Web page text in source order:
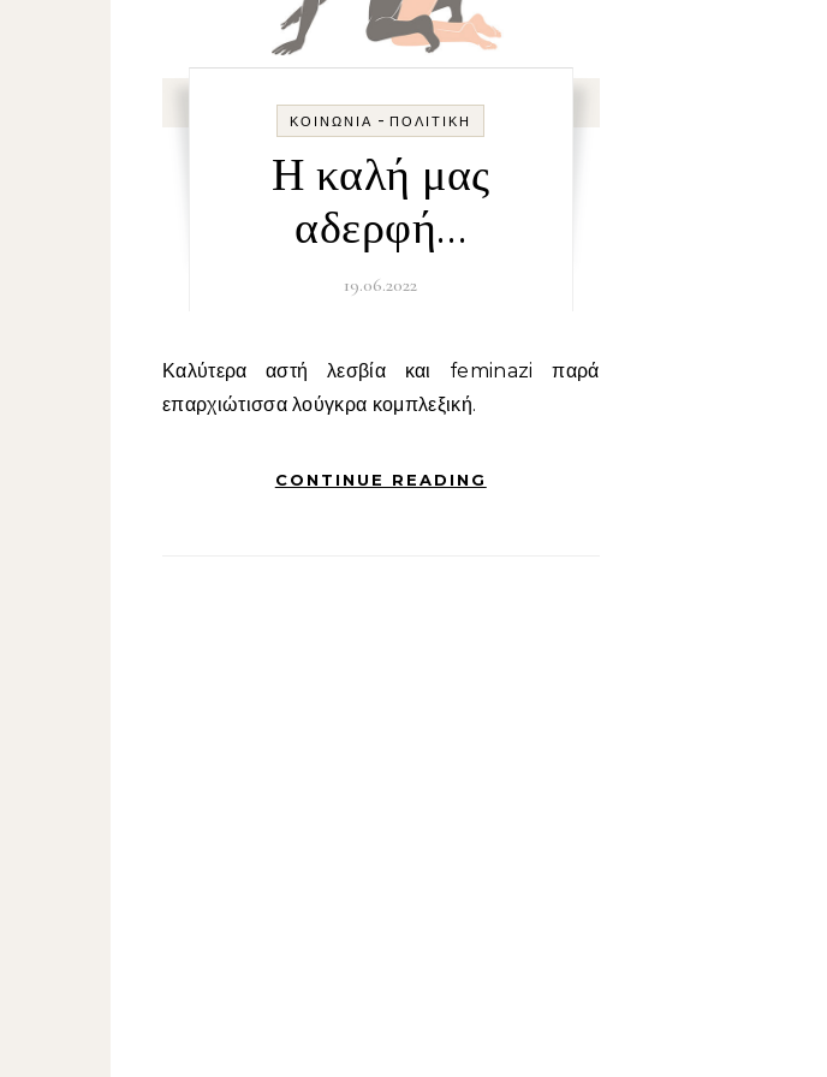
ΚΟΙΝΩΝΊΑ - ΠΟΛΙΤΙΚΉ
Η καλή μας
αδερφή…
19.06.2022
Καλύτερα αστή λεσβία και feminazi παρά
επαρχιώτισσα λούγκρα κομπλεξική.
CONTINUE READING